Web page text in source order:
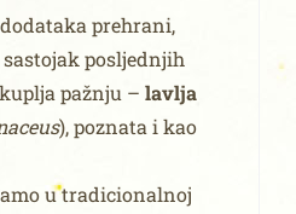
prehrani,
posljednjih
pažnju – lavlja
), poznata i kao
u tradicionalnoj